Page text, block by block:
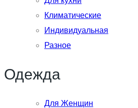
Климатические
Индивидуальная
Разное
Одежда
Для Женщин